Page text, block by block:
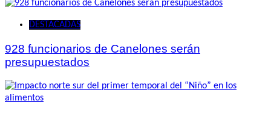
DESTACADAS
928 funcionarios de Canelones serán
presupuestados